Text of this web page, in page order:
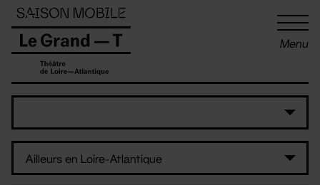
Menu
Panneau de gestion des cookies